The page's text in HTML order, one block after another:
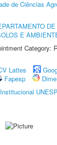
de Ciências
E
Category:
Lattes
Fapesp
UNESP